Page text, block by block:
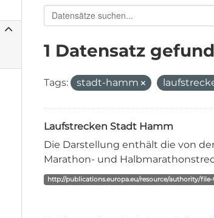
1 Datensatz
Tags: stadt-hamm
Laufstrecken Stadt Hamm
Die Darstellung enthält die von
Marathon- und
http://publications.europa.eu/resource/authority/file-